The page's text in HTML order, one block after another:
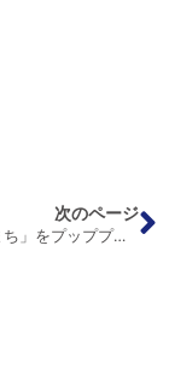
次のページ
プップププーがハック！？